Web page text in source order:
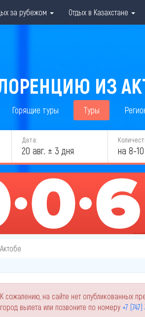
за рубежом Отдых в Казахстане
ИЗ
Горящие туры Туры
Дата:
20 авг. ± 3 дня на 8-
Актобе
К сожалению, на сайте нет опубликованных
город вылета или позвоните по номеру +7